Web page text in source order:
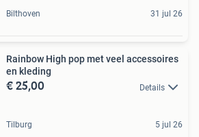
Bilthoven 31 jul 26
Rainbow High pop met veel accessoires
en kleding
€ 25,00 Details
Tilburg 5 jul 26